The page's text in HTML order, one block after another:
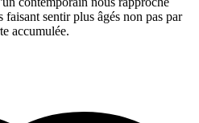
sentir plus âgés non pas par
accumulée.